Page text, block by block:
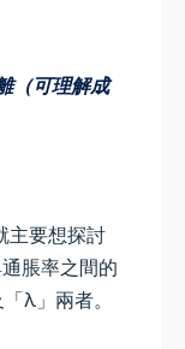
（可理解成
主要想探討
脹率之間的
「λ」兩者。